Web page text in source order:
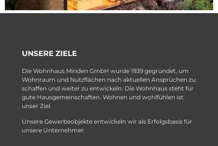
UNSERE ZIELE
Die Wohnhaus Minden GmbH wurde 1939 gegründet, um
Wohnraum und Nutzflächen nach aktuellen Ansprüchen zu
schaffen und weiter zu entwickeln. Die Wohnhaus steht für
gute Hausgemeinschaften. Wohnen und wohlfühlen ist
unser Ziel.
Unsere Gewerbeobjekte entwickeln wir als Erfolgsbasis für
unsere Unternehmer.